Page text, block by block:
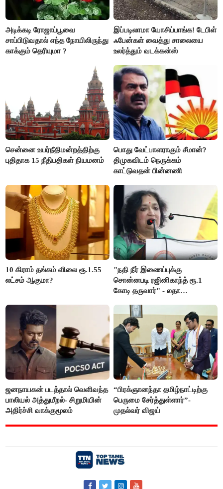
அடிக்கடி ரோஜாப்பூவை
சாப்பிடுவதால் எந்த நோயிலிருந்து
காக்கும் தெரியுமா ?
இப்படிலாமா யோசிப்பாங்க! டேபிள்
ஃபேன்கள் வைத்து சாலையை
உலர்த்தும் வடக்கன்ஸ்
சென்னை உயர்நீதிமன்றத்திற்கு
புதிதாக 15 நீதிபதிகள் நியமனம்
பொது வேட்பாளராகும் சீமான்?
திமுகவிடம் நெருக்கம்
காட்டுவதன் பின்னணி
10 கிராம் தங்கம் விலை ரூ.1.55
லட்சம் ஆகுமா?
"நதி நீர் இணைப்புக்கு
சொன்னபடி ரஜினிகாந்த் ரூ.1
கோடி தருவார்" - லதா
ஜனநாயகன் படத்தால் வெளிவந்த
பாலியல் அத்துமீறல்- சிறுமியின்
அதிர்ச்சி வாக்குமூலம்
“பிரக்ஞானந்தா தமிழ்நாட்டிற்கு
பெருமை சேர்த்துள்ளார்”-
முதல்வர் விஜய்